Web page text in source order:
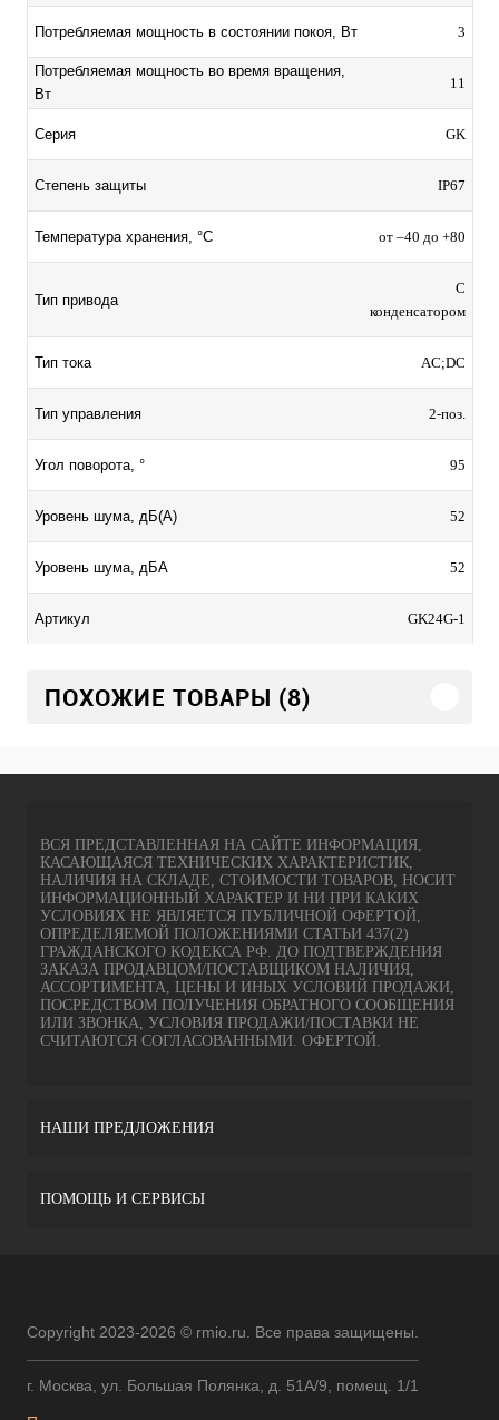
Потребляемая мощность в состоянии покоя, Вт 3
Потребляемая мощность во время вращения,
Вт
11
Серия GK
Степень защиты IP67
Температура хранения, °C от –40 до +80
Тип привода
С
конденсатором
Тип тока AC;DC
Тип управления 2-поз.
Угол поворота, ° 95
Уровень шума, дБ(А) 52
Уровень шума, дБА 52
Артикул GK24G-1
ПОХОЖИЕ ТОВАРЫ (8)
ВСЯ ПРЕДСТАВЛЕННАЯ НА САЙТЕ ИНФОРМАЦИЯ,
КАСАЮЩАЯСЯ ТЕХНИЧЕСКИХ ХАРАКТЕРИСТИК,
НАЛИЧИЯ НА СКЛАДЕ, СТОИМОСТИ ТОВАРОВ, НОСИТ
ИНФОРМАЦИОННЫЙ ХАРАКТЕР И НИ ПРИ КАКИХ
УСЛОВИЯХ НЕ ЯВЛЯЕТСЯ ПУБЛИЧНОЙ ОФЕРТОЙ,
ОПРЕДЕЛЯЕМОЙ ПОЛОЖЕНИЯМИ СТАТЬИ 437(2)
ГРАЖДАНСКОГО КОДЕКСА РФ. ДО ПОДТВЕРЖДЕНИЯ
ЗАКАЗА ПРОДАВЦОМ/ПОСТАВЩИКОМ НАЛИЧИЯ,
АССОРТИМЕНТА, ЦЕНЫ И ИНЫХ УСЛОВИЙ ПРОДАЖИ,
ПОСРЕДСТВОМ ПОЛУЧЕНИЯ ОБРАТНОГО СООБЩЕНИЯ
ИЛИ ЗВОНКА, УСЛОВИЯ ПРОДАЖИ/ПОСТАВКИ НЕ
СЧИТАЮТСЯ СОГЛАСОВАННЫМИ. ОФЕРТОЙ.
НАШИ ПРЕДЛОЖЕНИЯ
ПОМОЩЬ И СЕРВИСЫ
Copyright 2023-2026 © rmio.ru. Все права защищены.
г. Москва, ул. Большая Полянка, д. 51А/9, помещ. 1/1